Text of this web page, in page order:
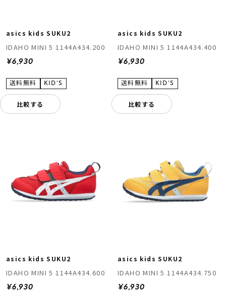
asics kids SUKU2
IDAHO MINI 5 1144A434.200
¥6,930
比較する
asics kids SUKU2
IDAHO MINI 5 1144A434.400
¥6,930
比較する
asics kids SUKU2
IDAHO MINI 5 1144A434.600
¥6,930
asics kids SUKU2
IDAHO MINI 5 1144A434.750
¥6,930